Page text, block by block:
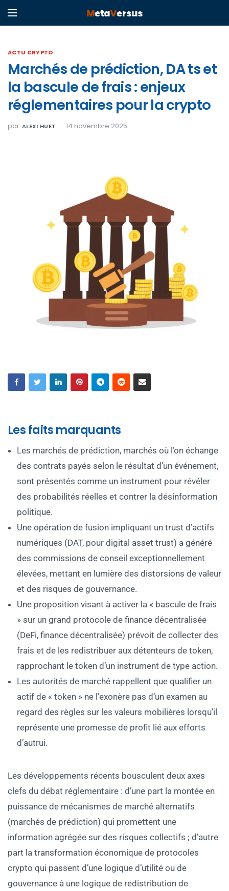
ACTU CRYPTO
Marchés de prédiction, DA ts et
la bascule de frais : enjeux
réglementaires pour la crypto
par ALEXI HUET 14 novembre 2025
Les faits marquants
Les marchés de prédiction, marchés où l’on échange
des contrats payés selon le résultat d’un événement,
sont présentés comme un instrument pour révéler
des probabilités réelles et contrer la désinformation
politique.
Une opération de fusion impliquant un trust d’actifs
numériques (DAT, pour digital asset trust) a généré
des commissions de conseil exceptionnellement
élevées, mettant en lumière des distorsions de valeur
et des risques de gouvernance.
Une proposition visant à activer la « bascule de frais
» sur un grand protocole de finance décentralisée
(DeFi, finance décentralisée) prévoit de collecter des
frais et de les redistribuer aux détenteurs de token,
rapprochant le token d’un instrument de type action.
Les autorités de marché rappellent que qualifier un
actif de « token » ne l’exonère pas d’un examen au
regard des règles sur les valeurs mobilières lorsqu’il
représente une promesse de profit lié aux efforts
d’autrui.
Les développements récents bousculent deux axes
clefs du débat réglementaire : d’une part la montée en
puissance de mécanismes de marché alternatifs
(marchés de prédiction) qui promettent une
information agrégée sur des risques collectifs ; d’autre
part la transformation économique de protocoles
crypto qui passent d’une logique d’utilité ou de
gouvernance à une logique de redistribution de